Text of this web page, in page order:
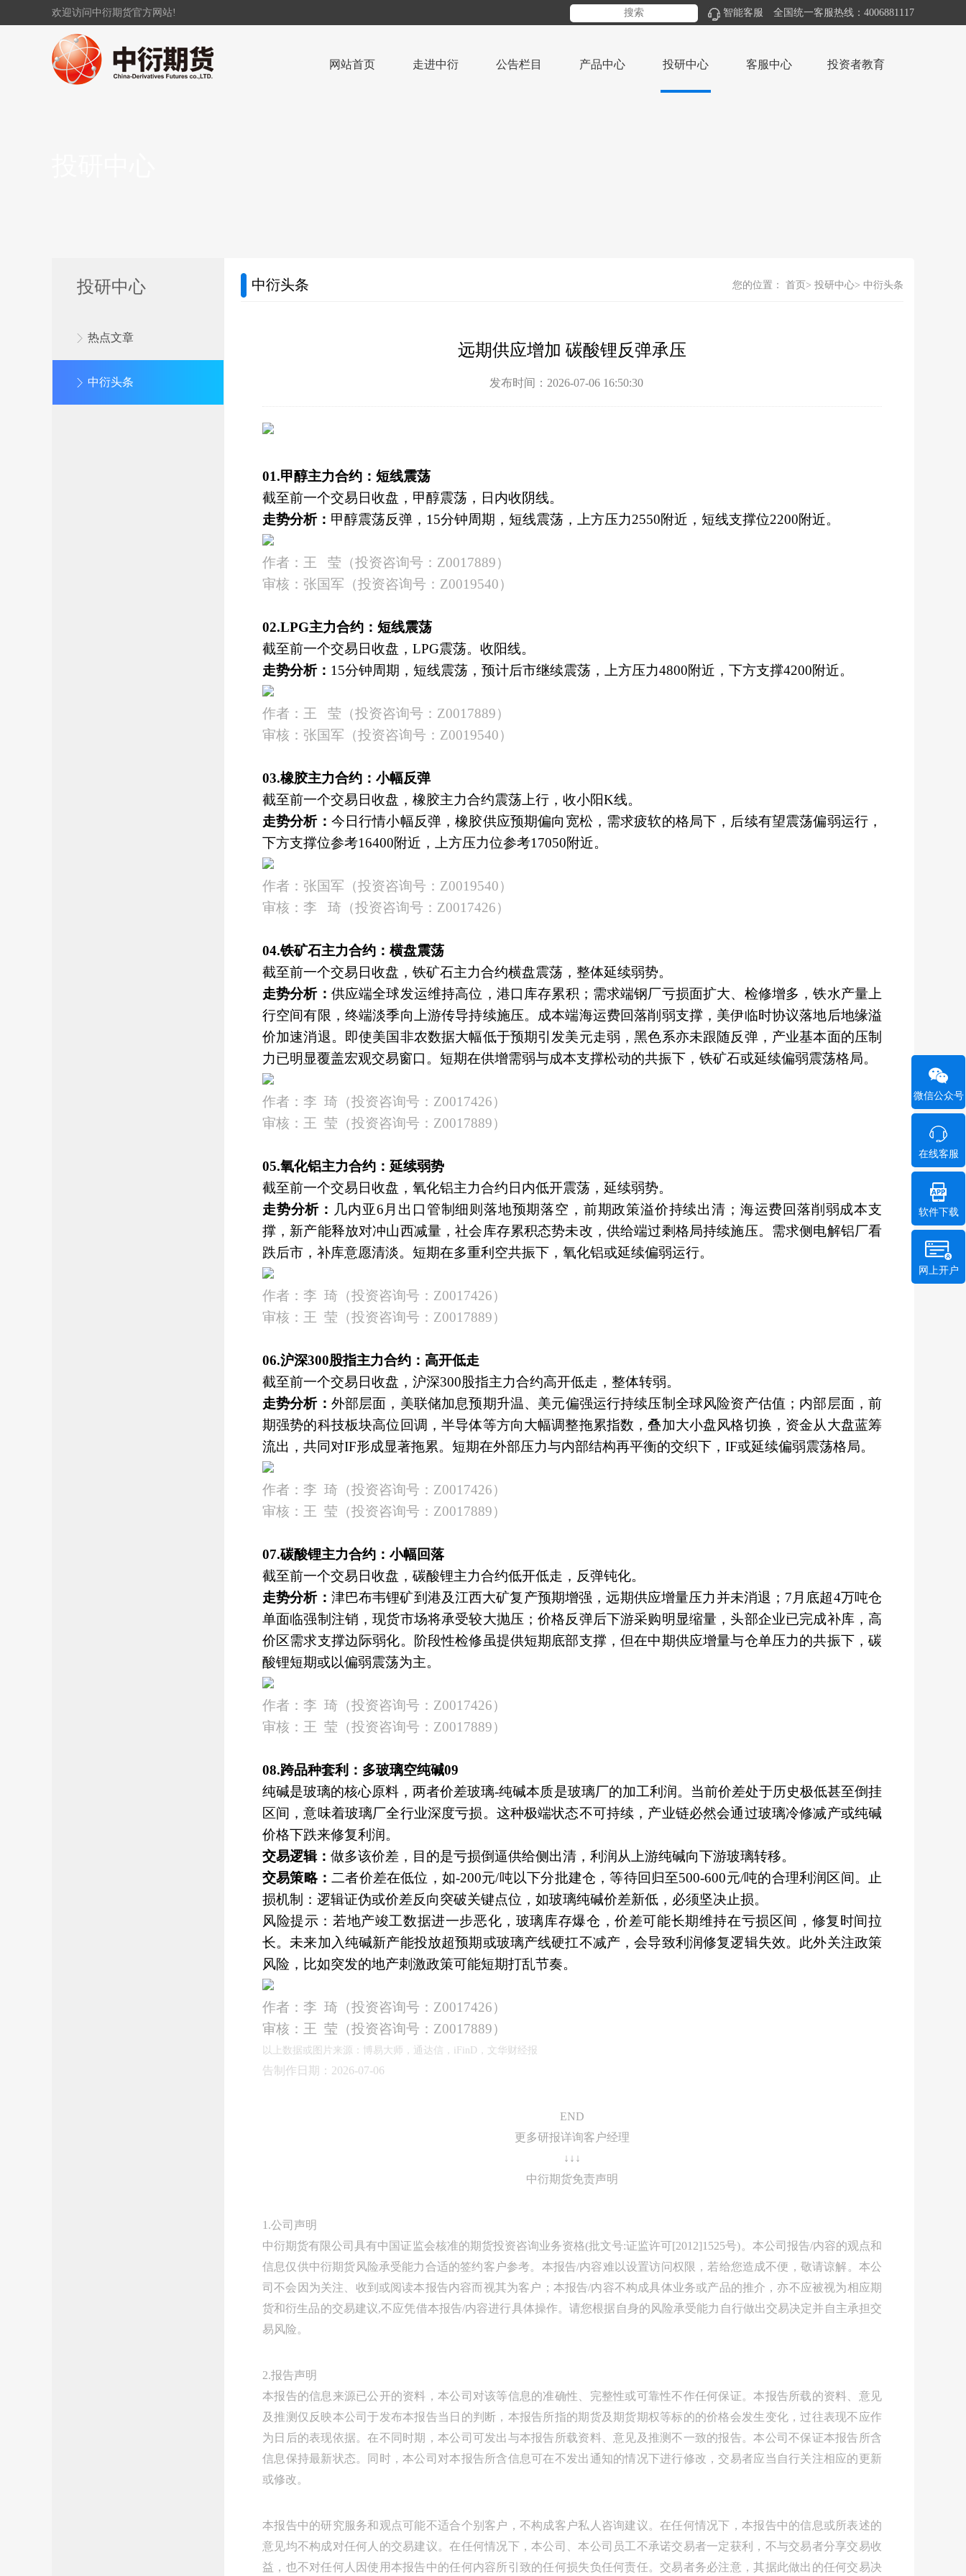
欢迎访问中衍期货官方网站! 智能客服 全国统一客服热线：4006881117
网站首页 走进中衍 公告栏目 产品中心 投研中心 客服中心 投资者教育
投研中心
热点文章
中衍头条
中衍头条 您的位置： 首页 投研中心 中衍头条
远期供应增加 碳酸锂反弹承压
发布时间：2026-07-06 16:50:30
01.甲醇主力合约：短线震荡
截至前一个交易日收盘，甲醇震荡，日内收阴线。
走势分析： 甲醇震荡反弹， 15分钟周期，短线震荡，上方压力2550附近，短线支撑位2200附近。
作者：王
莹（投资咨询号：Z0017889）
审核：张国军（投资咨询号： Z0019540）
02.LPG主力合约：短线震荡
截至前一个交易日收盘， LPG震荡。收阳线。
走势分析： 15分钟周期，短线震荡，预计后市继续震荡，上方压力4800附近，下方支撑4200附近。
作者：王
莹（投资咨询号：Z0017889）
审核：张国军（投资咨询号： Z0019540）
03.橡胶主力合约：小幅反弹
截至前一个交易日收盘，橡胶主力合约震荡上行，收小阳K线。
走势分析： 今日行情小幅反弹，橡胶供应预期偏向宽松，需求疲软的格局下，后续有望震荡偏弱运行，
下方支撑位参考16400附近，上方压力位参考17050附近。
作者：张国军（投资咨询号： Z0019540）
审核：李
琦（投资咨询号： Z0017426）
04.铁矿石主力合约：横盘震荡
截至前一个交易日收盘，铁矿石主力合约横盘震荡，整体延续弱势。
走势分析： 供应端全球发运维持高位，港口库存累积；需求端钢厂亏损面扩大、检修增多，铁水产量上
行空间有限，终端淡季向上游传导持续施压。成本端海运费回落削弱支撑，美伊临时协议落地后地缘溢
价加速消退。即使美国非农数据大幅低于预期引发美元走弱，黑色系亦未跟随反弹，产业基本面的压制
力已明显覆盖宏观交易窗口。短期在供增需弱与成本支撑松动的共振下，铁矿石或延续偏弱震荡格局。
作者：李 琦（投资咨询号： Z0017426）
审核：王 莹（投资咨询号： Z0017889）
05.氧化铝主力合约：延续弱势
截至前一个交易日收盘，氧化铝主力合约日内低开震荡，延续弱势。
走势分析： 几内亚6月出口管制细则落地预期落空，前期政策溢价持续出清；海运费回落削弱成本支
撑，新产能释放对冲山西减量，社会库存累积态势未改，供给端过剩格局持续施压。需求侧电解铝厂看
跌后市，补库意愿清淡。短期在多重利空共振下，氧化铝或延续偏弱运行。
作者：李 琦（投资咨询号： Z0017426）
审核：王 莹（投资咨询号： Z0017889）
06.沪深300股指主力合约：高开低走
截至前一个交易日收盘，沪深300股指主力合约高开低走，整体转弱。
走势分析： 外部层面，美联储加息预期升温、美元偏强运行持续压制全球风险资产估值；内部层面，前
期强势的科技板块高位回调，半导体等方向大幅调整拖累指数，叠加大小盘风格切换，资金从大盘蓝筹
流出，共同对IF形成显著拖累。短期在外部压力与内部结构再平衡的交织下，IF或延续偏弱震荡格局。
作者：李 琦（投资咨询号： Z0017426）
审核：王 莹（投资咨询号： Z0017889）
07.碳酸锂主力合约：小幅回落
截至前一个交易日收盘，碳酸锂主力合约低开低走，反弹钝化。
走势分析： 津巴布韦锂矿到港及江西大矿复产预期增强，远期供应增量压力并未消退； 7月底超4万吨仓
单面临强制注销，现货市场将承受较大抛压；价格反弹后下游采购明显缩量，头部企业已完成补库，高
价区需求支撑边际弱化。阶段性检修虽提供短期底部支撑，但在中期供应增量与仓单压力的共振下，碳
酸锂短期或以偏弱震荡为主。
作者：李 琦（投资咨询号： Z0017426）
审核：王 莹（投资咨询号： Z0017889）
08.跨品种套利：多玻璃空纯碱09
纯碱是玻璃的核心原料，两者价差玻璃-纯碱本质是玻璃厂的加工利润。当前价差处于历史极低甚至倒挂
区间，意味着玻璃厂全行业深度亏损。这种极端状态不可持续，产业链必然会通过玻璃冷修减产或纯碱
价格下跌来修复利润。
交易逻辑： 做多该价差，目的是亏损倒逼供给侧出清，利润从上游纯碱向下游玻璃转移。
交易策略：二者价差在低位，如-200元/吨以下分批建仓，等待回归至500-600元/吨的合理利润区间。止
损机制：逻辑证伪或价差反向突破关键点位，如玻璃纯碱价差新低，必须坚决止损。
风险提示：若地产竣工数据进一步恶化，玻璃库存爆仓，价差可能长期维持在亏损区间，修复时间拉
长。未来加入纯碱新产能投放超预期或玻璃产线硬扛不减产，会导致利润修复逻辑失效。此外关注政策
风险，比如突发的地产刺激政策可能短期打乱节奏。
作者：李 琦（投资咨询号： Z0017426）
审核：王 莹（投资咨询号： Z0017889）
以上数据或图片来源：博易大师，通达信，iFinD，文华财经报
告制作日期：2026-07-06
END
更多研报详询客户经理
↓↓↓
中衍期货免责声明
1.公司声明
中衍期货有限公司具有中国证监会核准的期货投资咨询业务资格(批文号:证监许可[2012]1525号)。本公司报告/内容的观点和
信息仅供中衍期货风险承受能力合适的签约客户参考。本报告/内容难以设置访问权限，若给您造成不便，敬请谅解。本公
司不会因为关注、收到或阅读本报告内容而视其为客户；本报告/内容不构成具体业务或产品的推介，亦不应被视为相应期
货和衍生品的交易建议,不应凭借本报告/内容进行具体操作。请您根据自身的风险承受能力自行做出交易决定并自主承担交
易风险。
2.报告声明
本报告的信息来源已公开的资料，本公司对该等信息的准确性、完整性或可靠性不作任何保证。本报告所载的资料、意见
及推测仅反映本公司于发布本报告当日的判断，本报告所指的期货及期货期权等标的的价格会发生变化，过往表现不应作
为日后的表现依据。在不同时期，本公司可发出与本报告所载资料、意见及推测不一致的报告。本公司不保证本报告所含
信息保持最新状态。同时，本公司对本报告所含信息可在不发出通知的情况下进行修改，交易者应当自行关注相应的更新
或修改。
本报告中的研究服务和观点可能不适合个别客户，不构成客户私人咨询建议。在任何情况下，本报告中的信息或所表述的
意见均不构成对任何人的交易建议。在任何情况下，本公司、本公司员工不承诺交易者一定获利，不与交易者分享交易收
益，也不对任何人因使用本报告中的任何内容所引致的任何损失负任何责任。交易者务必注意，其据此做出的任何交易决
微信公众号
在线客服
软件下载
网上开户